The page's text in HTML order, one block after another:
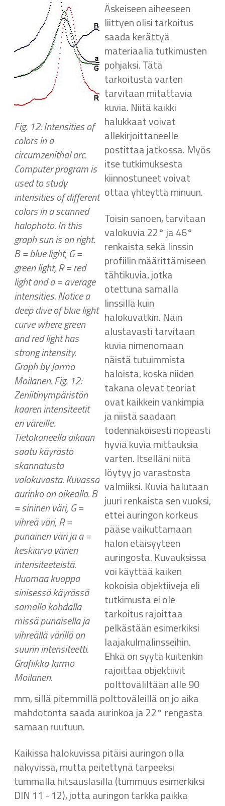
Fig. 12: Intensities of
colors in a
circumzenithal arc.
Computer program is
used to study
intensities of different
colors in a scanned
halophoto. In this
graph sun is on right.
B = blue light, G =
green light, R = red
light and a = average
intensities. Notice a
deep dive of blue light
curve where green
and red light has
strong intensity.
Graph by Jarmo
Moilanen. Fig. 12:
Zeniitinympäristön
kaaren intensiteetit
eri väreille.
Tietokoneella aikaan
saatu käyrästö
skannatusta
valokuvasta. Kuvassa
aurinko on oikealla. B
= sininen väri, G =
vihreä väri, R =
punainen väri ja a =
keskiarvo värien
intensiteeteistä.
Huomaa kuoppa
sinisessä käyrässä
samalla kohdalla
missä punaisella ja
vihreällä värillä on
suurin intensiteetti.
Grafiikka Jarmo
Moilanen.
Äskeiseen aiheeseen
liittyen olisi tarkoitus
saada kerättyä
materiaalia tutkimusten
pohjaksi. Tätä
tarkoitusta varten
tarvitaan mitattavia
kuvia. Niitä kaikki
halukkaat voivat
allekirjoittaneelle
postittaa jatkossa. Myös
itse tutkimuksesta
kiinnostuneet voivat
ottaa yhteyttä minuun.
Toisin sanoen, tarvitaan
valokuvia 22° ja 46°
renkaista sekä linssin
profiilin määrittämiseen
tähtikuvia, jotka
otettuna samalla
linssillä kuin
halokuvatkin. Näin
alustavasti tarvitaan
kuvia nimenomaan
näistä tutuimmista
haloista, koska niiden
takana olevat teoriat
ovat kaikkein vankimpia
ja niistä saadaan
todennäköisesti nopeasti
hyviä kuvia mittauksia
varten. Itselläni niitä
löytyy jo varastosta
valmiiksi. Kuvia halutaan
juuri renkaista sen vuoksi,
ettei auringon korkeus
pääse vaikuttamaan
halon etäisyyteen
auringosta. Kuvauksissa
voi käyttää kaiken
kokoisia objektiiveja eli
tutkimusta ei ole
tarkoitus rajoittaa
pelkästään esimerkiksi
laajakulmalinsseihin.
Ehkä on syytä kuitenkin
rajoittaa objektiivit
polttoväliltään alle 90
mm, sillä pitemmillä polttoväleillä on jo aika
mahdotonta saada aurinkoa ja 22° rengasta
samaan ruutuun.
Kaikissa halokuvissa pitäisi auringon olla
näkyvissä, mutta peitettynä tarpeeksi
tummalla hitsauslasilla (tummuus esimerkiksi
DIN 11 - 12), jotta auringon tarkka paikka